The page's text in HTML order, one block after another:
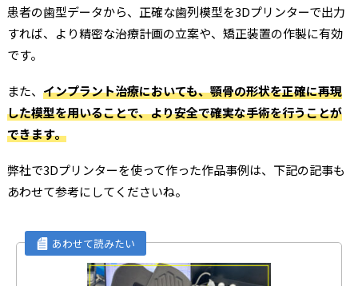
患者の歯型データから、正確な歯列模型を3Dプリンターで出力
すれば、より精密な治療計画の立案や、矯正装置の作製に有効
です。
また、 インプラント治療においても、顎骨の形状を正確に再現
した模型を用いることで、より安全で確実な手術を行うことが
できます。
弊社で3Dプリンターを使って作った作品事例は、下記の記事も
あわせて参考にしてくださいね。